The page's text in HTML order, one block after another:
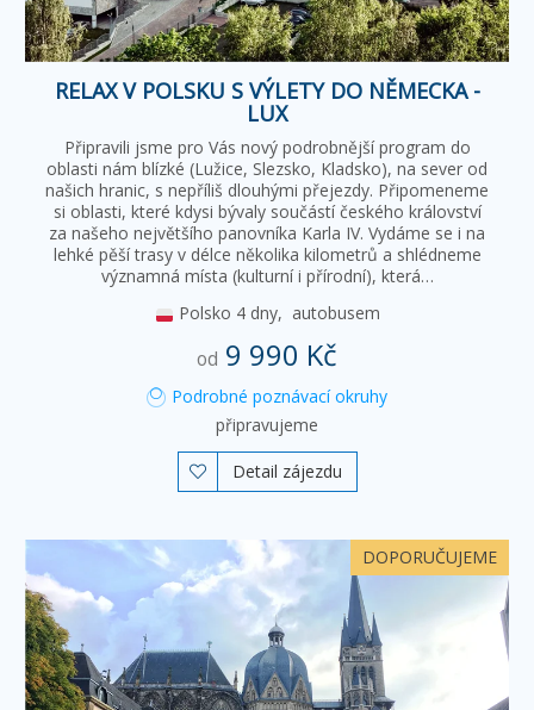
RELAX V POLSKU S VÝLETY DO NĚMECKA -
LUX
Připravili jsme pro Vás nový podrobnější program do
oblasti nám blízké (Lužice, Slezsko, Kladsko), na sever od
našich hranic, s nepříliš dlouhými přejezdy. Připomeneme
si oblasti, které kdysi bývaly součástí českého království
za našeho největšího panovníka Karla IV. Vydáme se i na
lehké pěší trasy v délce několika kilometrů a shlédneme
významná místa (kulturní i přírodní), která…
Polsko 4 dny, autobusem
od 9 990 Kč
Podrobné poznávací okruhy
připravujeme
 Detail zájezdu
DOPORUČUJEME